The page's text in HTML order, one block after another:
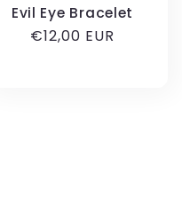
Evil Eye Bracelet
Κανονική
€12,00 EUR